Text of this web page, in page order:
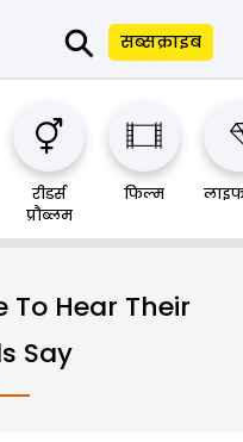
⚲ सब्सक्राइब
रीडर्स
प्रौब्लम
फिल्म
To Hear Their
Say